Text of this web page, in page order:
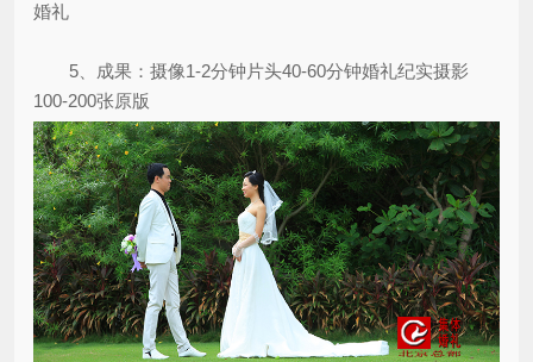
婚礼
5、成果：摄像1-2分钟片头40-60分钟婚礼纪实摄影
100-200张原版